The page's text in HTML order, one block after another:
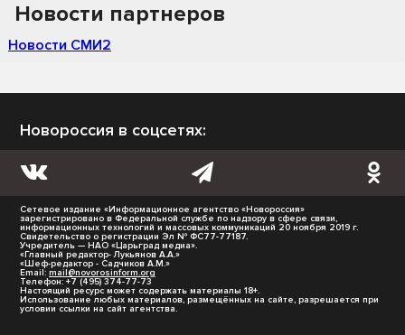
Новости партнеров
Новости СМИ2
Новороссия в соцсетях:
Сетевое издание «Информационное агентство «Новороссия»
зарегистрировано в Федеральной службе по надзору в сфере связи,
информационных технологий и массовых коммуникаций 20 ноября 2019 г.
Свидетельство о регистрации Эл № ФС77-77187.
Учредитель — НАО «Царьград медиа».
«Главный редактор- Лукьянов А.А.»
«Шеф-редактор - Садчиков А.М.»
Email: mail@novorosinform.org
Телефон: +7 (495) 374-77-73
Настоящий ресурс может содержать материалы 18+.
Использование любых материалов, размещённых на сайте, разрешается при
условии ссылки на сайт агентства.